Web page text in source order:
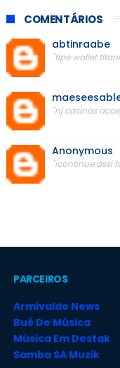
COMENTÁRIOS
abtinraabe
"tipe wallet
"nj casinos
Anonymous
"icontinue assi
PARCEIROS
Armivaldo News
Bué De Música
Música Em Destak
Samba SA Muzik